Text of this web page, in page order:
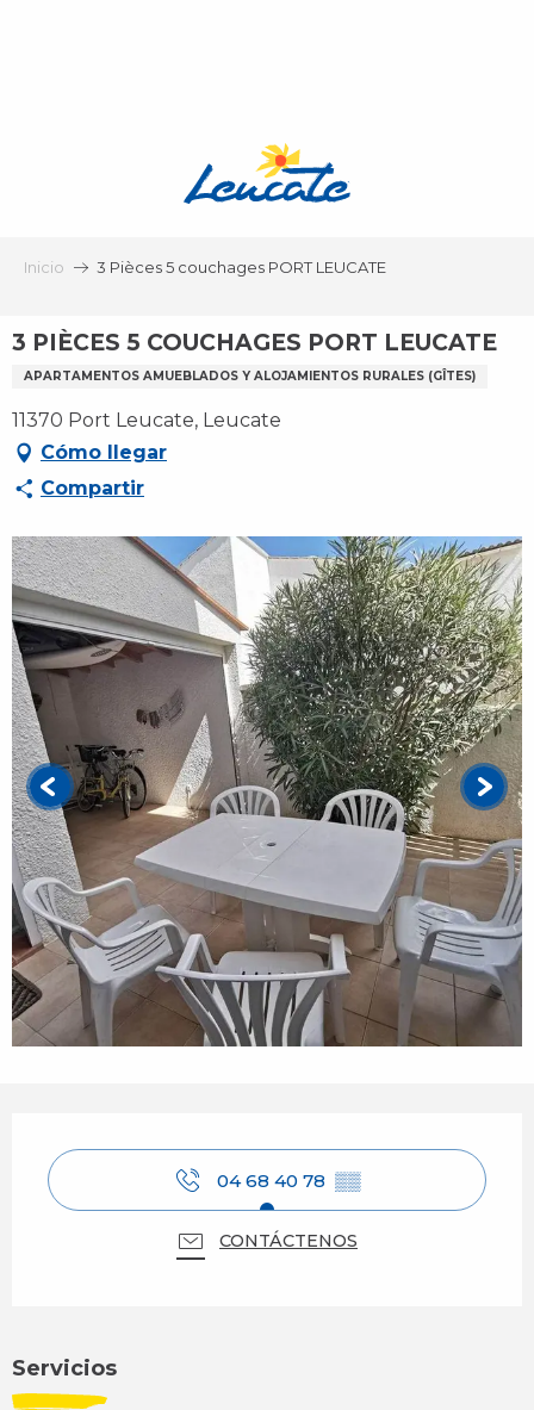
Inicio 3 Pièces 5 couchages PORT LEUCATE
3 PIÈCES 5 COUCHAGES PORT LEUCATE
APARTAMENTOS AMUEBLADOS Y ALOJAMIENTOS RURALES (GÎTES)
11370 Port Leucate, Leucate
Cómo llegar
Compartir
04 68 40 78 ▒▒
CONTÁCTENOS
Servicios